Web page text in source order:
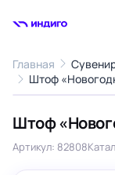
Главная
Штоф
‹
Штоф
Артикул: 82808